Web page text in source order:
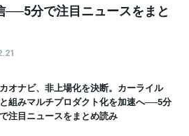
──5分で注目ニュースをまと
カオナビ、非上場化を決断。カーライル
と組みマルチプロダクト化を加速へ──5分
で注目ニュースをまとめ読み